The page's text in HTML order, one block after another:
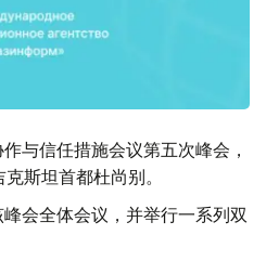
与信任措施会议第五次峰会，
斯坦首都杜尚别。
会全体会议，并举行一系列双